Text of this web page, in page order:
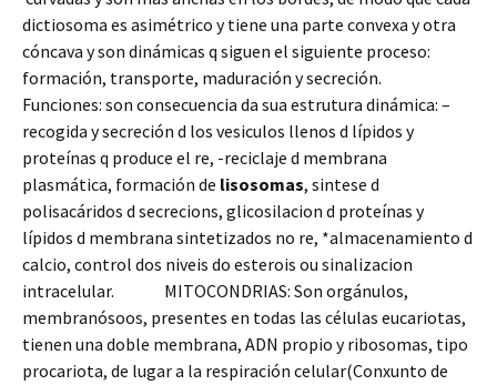
dictiosoma es asimétrico y tiene una parte convexa y otra
cóncava y son dinámicas q siguen el siguiente proceso:
formación, transporte, maduración y secreción.
Funciones: son consecuencia da sua estrutura dinámica: –
recogida y secreción d los vesiculos llenos d lípidos y
proteínas q produce el re, -reciclaje d membrana
plasmática, formación de lisosomas, sintese d
polisacáridos d secrecions, glicosilacion d proteínas y
lípidos d membrana sintetizados no re, *almacenamiento d
calcio, control dos niveis do esterois ou sinalizacion
intracelular. MITOCONDRIAS: Son orgánulos,
membranósoos, presentes en todas las células eucariotas,
tienen una doble membrana, ADN propio y ribosomas, tipo
procariota, de lugar a la respiración celular(Conxunto de